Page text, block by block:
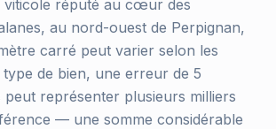
viticole réputé au cœur des
au nord-ouest de Perpignan,
carré peut varier selon les
de bien, une erreur de 5
peut représenter plusieurs milliers
— une somme considérable